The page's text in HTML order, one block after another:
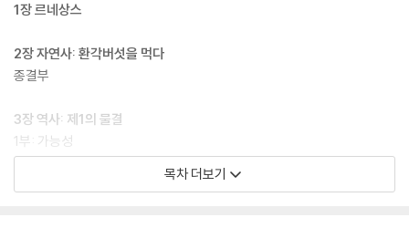
1장 르네상스
2장 자연사: 환각버섯을 먹다
종결부
3장 역사: 제1의 물결
1부: 가능성
2부: 파탄
목차 더보기